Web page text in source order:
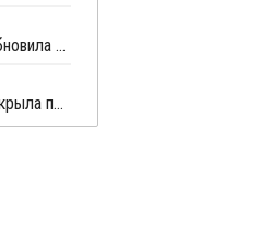
Компания Tamilnadu Petroproducts возобновила производство окиси пропилена
Deepak Fertilisers and Petrochemicals закрыла производство изопропилового спирта из-за перебоев в поставках пропилена